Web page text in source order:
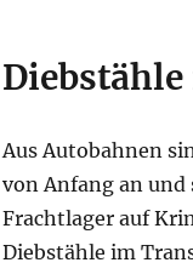
Aus Autobahnen
von Anfang an
Frachtlager auf
Diebstähle im